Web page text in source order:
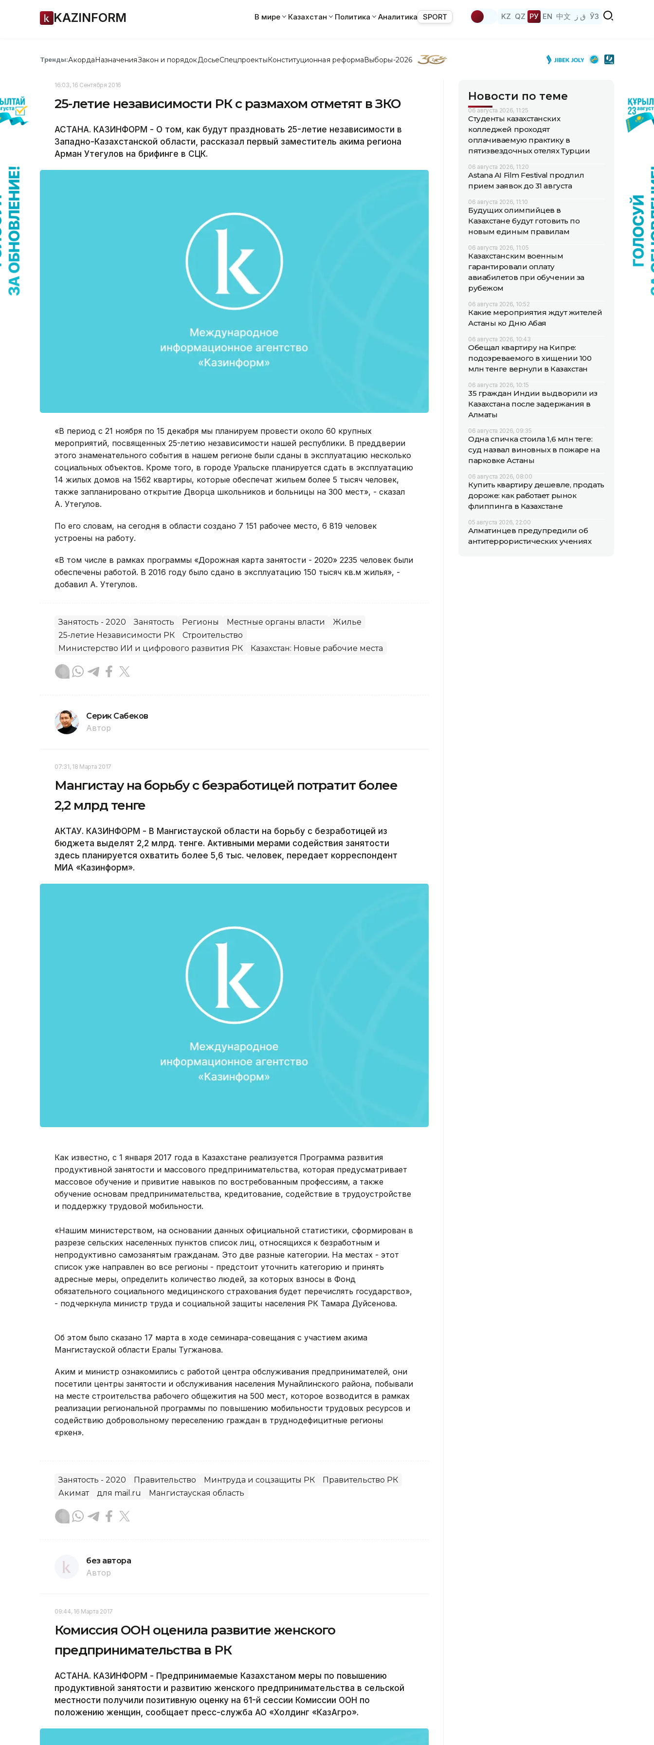
KAZINFORM В мире Казахстан Политика Аналитика SPORT KZ QZ РУ EN 中文 ق ز ЎЗ
Тренды:АкордаНазначенияЗакон и порядок ДосьеСпецпроектыКонституционная реформаВыборы-2026
16:03, 16 Сентября 2016
25-летие независимости РК с размахом отметят в ЗКО
АСТАНА. КАЗИНФОРМ - О том, как будут праздновать 25-летие независимости в
Западно-Казахстанской области, рассказал первый заместитель акима региона
Арман Утегулов на брифинге в СЦК.
«В период с 21 ноября по 15 декабря мы планируем провести около 60 крупных
мероприятий, посвященных 25-летию независимости нашей республики. В преддверии
этого знаменательного события в нашем регионе были сданы в эксплуатацию несколько
социальных объектов. Кроме того, в городе Уральске планируется сдать в эксплуатацию
14 жилых домов на 1562 квартиры, которые обеспечат жильем более 5 тысяч человек,
также запланировано открытие Дворца школьников и больницы на 300 мест», - сказал
А. Утегулов.
По его словам, на сегодня в области создано 7 151 рабочее место, 6 819 человек
устроены на работу.
«В том числе в рамках программы «Дорожная карта занятости - 2020» 2235 человек были
обеспечены работой. В 2016 году было сдано в эксплуатацию 150 тысяч кв.м жилья», -
добавил А. Утегулов.
Занятость - 2020 Занятость Регионы Местные органы власти
Жилье
25-летие Независимости РК
Строительство
Министерство ИИ и цифрового развития РК
Казахстан: Новые рабочие места
Серик Сабеков
Автор
07:31, 18 Марта 2017
Мангистау на борьбу с безработицей потратит более
2,2 млрд тенге
АКТАУ. КАЗИНФОРМ - В Мангистауской области на борьбу с безработицей из
бюджета выделят 2,2 млрд. тенге. Активными мерами содействия занятости
здесь планируется охватить более 5,6 тыс. человек, передает корреспондент
МИА «Казинформ».
Как известно, с 1 января 2017 года в Казахстане реализуется Программа развития
продуктивной занятости и массового предпринимательства, которая предусматривает
массовое обучение и привитие навыков по востребованным профессиям, а также
обучение основам предпринимательства, кредитование, содействие в трудоустройстве
и поддержку трудовой мобильности.
«Нашим министерством, на основании данных официальной статистики, сформирован в
разрезе сельских населенных пунктов список лиц, относящихся к безработным и
непродуктивно самозанятым гражданам. Это две разные категории. На местах - этот
список уже направлен во все регионы - предстоит уточнить категорию и принять
адресные меры, определить количество людей, за которых взносы в Фонд
обязательного социального медицинского страхования будет перечислять государство»,
- подчеркнула министр труда и социальной защиты населения РК Тамара Дуйсенова.
Об этом было сказано 17 марта в ходе семинара-совещания с участием акима
Мангистауской области Ералы Тугжанова.
Аким и министр ознакомились с работой центра обслуживания предпринимателей, они
посетили центры занятости и обслуживания населения Мунайлинского района, побывали
на месте строительства рабочего общежития на 500 мест, которое возводится в рамках
реализации региональной программы по повышению мобильности трудовых ресурсов и
содействию добровольному переселению граждан в труднодефицитные регионы
«Өркен».
Занятость - 2020 Правительство Минтруда и соцзащиты РК
Правительство РК
Акимат
для mail.ru Мангистауская область
без автора
Автор
09:44, 16 Марта 2017
Комиссия ООН оценила развитие женского
предпринимательства в РК
АСТАНА. КАЗИНФОРМ - Предпринимаемые Казахстаном меры по повышению
продуктивной занятости и развитию женского предпринимательства в сельской
местности получили позитивную оценку на 61-й сессии Комиссии ООН по
положению женщин, сообщает пресс-служба АО «Холдинг «КазАгро».
Новости по теме
06 августа 2026, 11:25
Студенты казахстанских
колледжей проходят
оплачиваемую практику в
пятизвездочных отелях Турции
06 августа 2026, 11:20
Astana AI Film Festival продлил
прием заявок до 31 августа
06 августа 2026, 11:10
Будущих олимпийцев в
Казахстане будут готовить по
новым единым правилам
06 августа 2026, 11:05
Казахстанским военным
гарантировали оплату
авиабилетов при обучении за
рубежом
06 августа 2026, 10:52
Какие мероприятия ждут жителей
Астаны ко Дню Абая
06 августа 2026, 10:43
Обещал квартиру на Кипре:
подозреваемого в хищении 100
млн тенге вернули в Казахстан
06 августа 2026, 10:15
35 граждан Индии выдворили из
Казахстана после задержания в
Алматы
06 августа 2026, 09:35
Одна спичка стоила 1,6 млн теңге:
суд назвал виновных в пожаре на
парковке Астаны
06 августа 2026, 08:00
Купить квартиру дешевле, продать
дороже: как работает рынок
флиппинга в Казахстане
05 августа 2026, 22:00
Алматинцев предупредили об
антитеррористических учениях